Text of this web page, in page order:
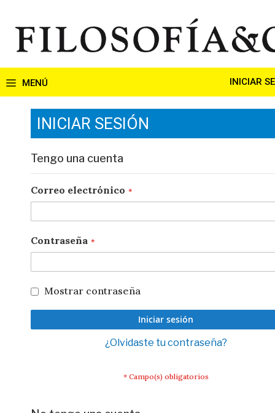
contenido
INICIAR
INICIAR SESIÓN
Tengo una cuenta
Correo electrónico
Contraseña
Mostrar contraseña
Iniciar sesión
¿Olvidaste tu contraseña?